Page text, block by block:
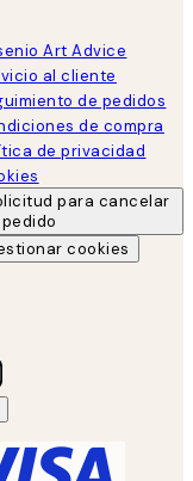
Art Advice
al cliente
de pedidos
de compra
de privacidad
para cancelar
cookies